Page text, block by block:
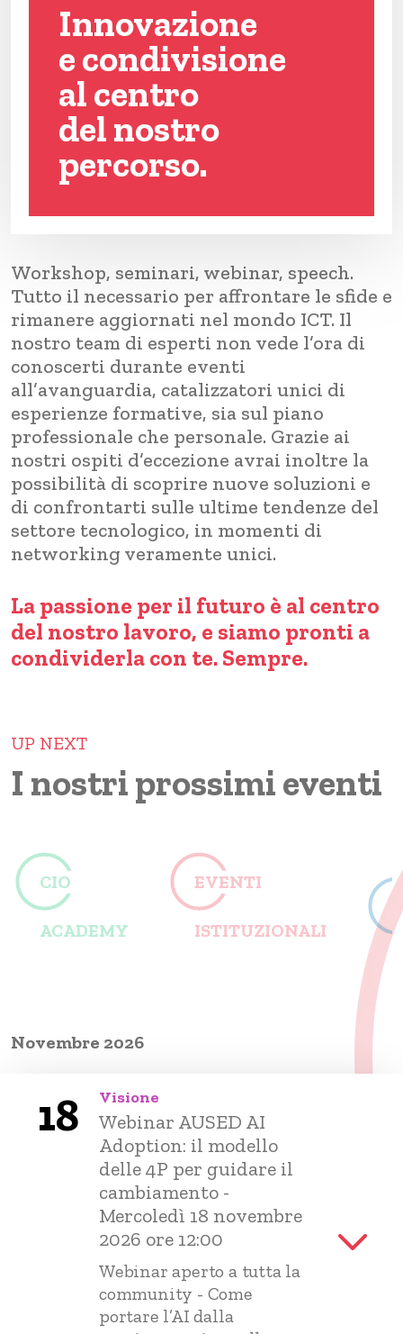
Innovazione
e condivisione
al centro
del nostro
percorso.
Workshop, seminari, webinar, speech.
Tutto il necessario per affrontare le sfide e
rimanere aggiornati nel mondo ICT. Il
nostro team di esperti non vede l’ora di
conoscerti durante eventi
all’avanguardia, catalizzatori unici di
esperienze formative, sia sul piano
professionale che personale. Grazie ai
nostri ospiti d’eccezione avrai inoltre la
possibilità di scoprire nuove soluzioni e
di confrontarti sulle ultime tendenze del
settore tecnologico, in momenti di
networking veramente unici.
La passione per il futuro è al centro
del nostro lavoro, e siamo pronti a
condividerla con te. Sempre.
UP NEXT
I nostri prossimi eventi
CIO
ACADEMY
EVENTI
ISTITUZIONALI
Novembre 2026
18 Visione
Webinar AUSED AI
Adoption: il modello
delle 4P per guidare il
cambiamento -
Mercoledì 18 novembre
2026 ore 12:00
Webinar aperto a tutta la
community - Come
portare l’AI dalla